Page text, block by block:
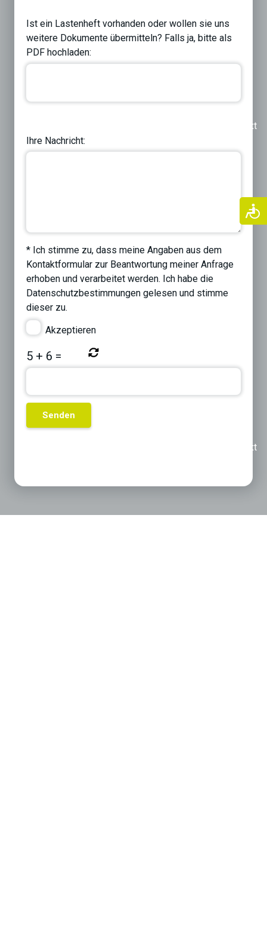
Ist ein Lastenheft vorhanden oder wollen sie uns
weitere Dokumente übermitteln? Falls ja, bitte als
PDF hochladen:
Next
Ihre Nachricht:
* Ich stimme zu, dass meine Angaben aus dem
Kontaktformular zur Beantwortung meiner Anfrage
erhoben und verarbeitet werden. Ich habe die
Datenschutzbestimmungen gelesen und stimme
dieser zu.
Akzeptieren
5 + 6 =
Next